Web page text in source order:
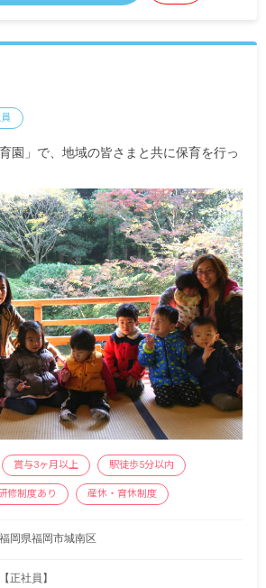
昇給あり
園」で、地域の皆さまと共に保育を行っ
賞与3ヶ月以上 駅徒歩5分以内
修制度あり 産休・育休制度
福岡県福岡市城南区
【正社員】